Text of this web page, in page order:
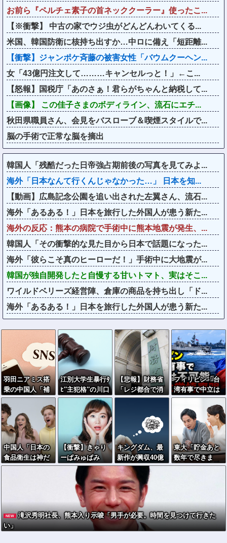
お前ら『ペルチェ素子の首ネッククーラー』使ったこ...
【※衝撃】 中古の家でウジ虫がどんどんわいてくる...
米国、韓国防衛に核持ち出すか…中ロに備え「短距離...
【衝撃】ジャンポケ斉藤の被害女性「バウムクーヘン...
女「43億円注文して………キャンセルっと！」←こ...
【怒報】国税庁「あのさぁ！君らがちゃんと納税して...
【画像】 この佳子さまのボディライン、流石にエチ...
秋田県職員さん、会見をバスローブ＆喫煙スタイルで...
脳の手術で正常な脳を摘出
韓国人「残酷だった日帝強占期前後の写真を見てみよ...
海外「日本なんて行くんじゃなかった…」 日本を知...
【動画】広島記念公園を追い出された左翼さん、流石...
海外「あるある！」日本を旅行した外国人が患う新た...
海外の反応：熊本の病院で手術中に熊本地震が発生、...
韓国人「その衝撃的な見た目から日本で話題になった...
海外「彼らこそ真のヒーローだ！」手術中に大地震が...
韓国が独自開発したと自慢する甘いトマト、実はそこ...
ワイルドベリーズ経営陣、倉庫の商品を持ち出し「ド...
海外「あるある！」日本を旅行した外国人が患う新た...
羽田ニアミス搭
乗の中国人「補
償も見舞いもな
い」中国ネット
「いや要らんや
ろ」
江別大学生暴行ﾀ
ﾋ″主犯格″の川口
侑斗被告に「無
期懲役」の判決
→当時17歳少年
に「懲役30年」
の判決
【悲報】財務省
「レジ都合で消
費税を0％にでき
民「指定ゴミ袋
を買ってレシー
ト見たら消費税
はゼロになるん
だけど？」ｗｗ
ｗｗｗｗｗｗｗ
ｗｗｗｗｗ
フィリピン「台
湾有事で中立は
不可能」中国に
覚悟表明
中国人「日本の
食品衛生は神だ
と思ってた」→
【衝撃】きゃり
ーぱみゅぱみ
ゅ、うっかり本
名を告白してし
まう！！！！！
キングダム、最
新作が興収40億
突破も中国でバ
ズらない→現地
のリアルな評価
を検証
東大「貯金あと
数年で尽きま
す」→研究者削
NEW
滝沢秀明社長、熊本入り示唆「男手が必要。時間を見つけて行きた
い」